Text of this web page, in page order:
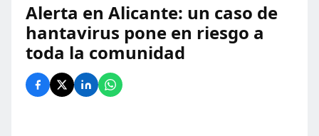
Alerta en Alicante: un caso de
hantavirus pone en riesgo a
toda la comunidad